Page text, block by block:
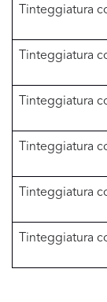
Tinteggiatura
Tinteggiatura
Tinteggiatura
Tinteggiatura
Tinteggiatura
Tinteggiatura